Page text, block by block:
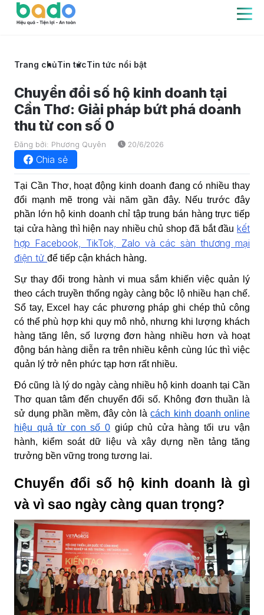
Trang chủTin tứcTin tức nổi bật
Chuyển đổi số hộ kinh doanh tại
Cần Thơ: Giải pháp bứt phá doanh
thu từ con số 0
Đăng bởi: Phương Quyên 20/6/2026
Chia sẻ
Tại Cần Thơ, hoạt động kinh doanh đang có nhiều thay
đổi mạnh mẽ trong vài năm gần đây. Nếu trước đây
phần lớn hộ kinh doanh chỉ tập trung bán hàng trực tiếp
tại cửa hàng thì hiện nay nhiều chủ shop đã bắt đầu kết
hợp Facebook, TikTok, Zalo và các sàn thương mại
điện tử để tiếp cận khách hàng.
Sự thay đổi trong hành vi mua sắm khiến việc quản lý
theo cách truyền thống ngày càng bộc lộ nhiều hạn chế.
Sổ tay, Excel hay các phương pháp ghi chép thủ công
có thể phù hợp khi quy mô nhỏ, nhưng khi lượng khách
hàng tăng lên, số lượng đơn hàng nhiều hơn và hoạt
động bán hàng diễn ra trên nhiều kênh cùng lúc thì việc
quản lý trở nên phức tạp hơn rất nhiều.
Đó cũng là lý do ngày càng nhiều hộ kinh doanh tại Cần
Thơ quan tâm đến chuyển đổi số. Không đơn thuần là
sử dụng phần mềm, đây còn là cách kinh doanh online
hiệu quả từ con số 0giúp chủ cửa hàng tối ưu vận
hành, kiểm soát dữ liệu và xây dựng nền tảng tăng
trưởng bền vững trong tương lai.
Chuyển đổi số hộ kinh doanh là gì
và vì sao ngày càng quan trọng?